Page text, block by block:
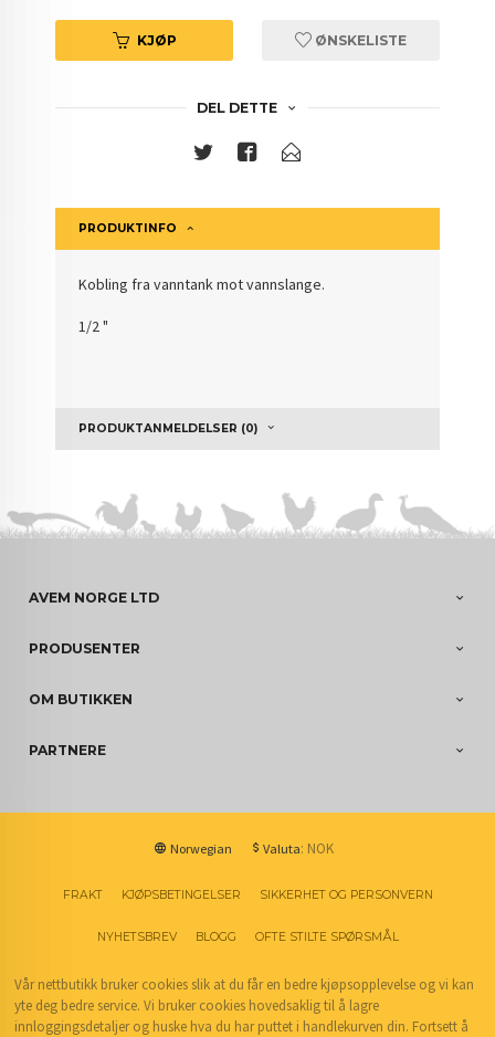
KJØP ØNSKELISTE
DEL DETTE
PRODUKTINFO
Kobling fra vanntank mot vannslange.
1/2 "
PRODUKTANMELDELSER (0)
AVEM NORGE LTD
PRODUSENTER
OM BUTIKKEN
PARTNERE
Norwegian Valuta: NOK
FRAKT KJØPSBETINGELSER SIKKERHET OG PERSONVERN
NYHETSBREV BLOGG OFTE STILTE SPØRSMÅL
Vår nettbutikk bruker cookies slik at du får en bedre kjøpsopplevelse og vi kan
yte deg bedre service. Vi bruker cookies hovedsaklig til å lagre
innloggingsdetaljer og huske hva du har puttet i handlekurven din. Fortsett å